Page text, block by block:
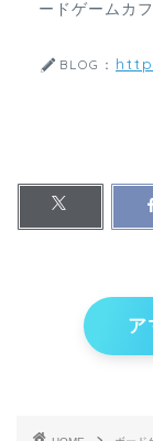
ードゲームカ
BLOG：
ア